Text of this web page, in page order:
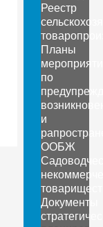
Реестр
Планы
по
и
ООБЖ
Документы